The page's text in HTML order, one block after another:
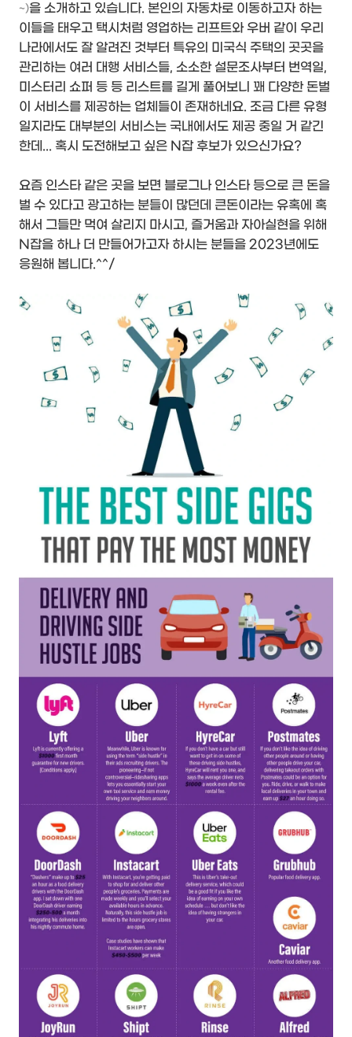
~)을 소개하고 있습니다. 본인의 자동차로 이동하고자 하는
이들을 태우고 택시처럼 영업하는 리프트와 우버 같이 우리
나라에서도 잘 알려진 것부터 특유의 미국식 주택의 곳곳을
관리하는 여러 대행 서비스들, 소소한 설문조사부터 번역일,
미스터리 쇼퍼 등 등 리스트를 길게 풀어보니 꽤 다양한 돈벌
이 서비스를 제공하는 업체들이 존재하네요. 조금 다른 유형
일지라도 대부분의 서비스는 국내에서도 제공 중일 거 같긴
한데... 혹시 도전해보고 싶은 N잡 후보가 있으신가요?
요즘 인스타 같은 곳을 보면 블로그나 인스타 등으로 큰 돈을
벌 수 있다고 광고하는 분들이 많던데 큰돈이라는 유혹에 혹
해서 그들만 먹여 살리지 마시고, 즐거움과 자아실현을 위해
N잡을 하나 더 만들어가고자 하시는 분들을 2023년에도
응원해 봅니다.^^/